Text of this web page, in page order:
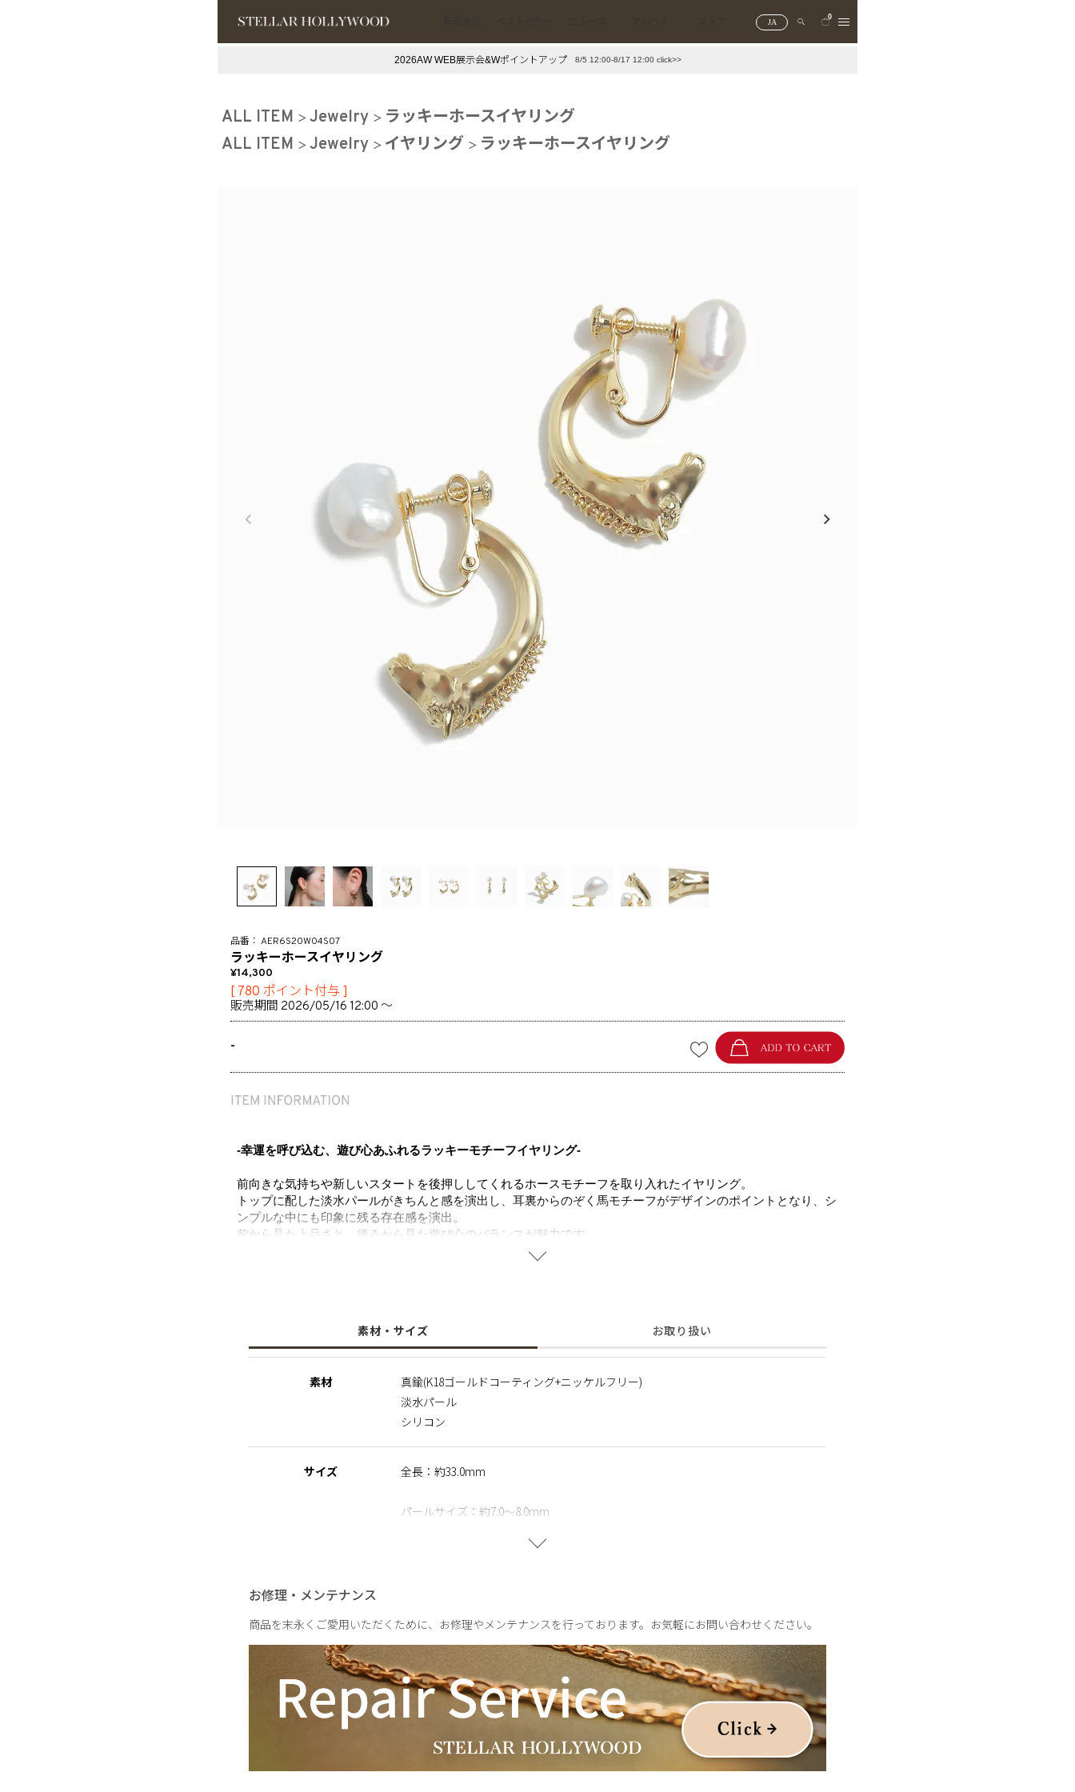
JA
0
#スタッフイチ押し（通勤パールアクセ） ＃写真映えアクセ
2026AW WEB展示会&Wポイントアップ 8/5 12:00-8/17 12:00 click>>
ALL ITEM Jewelry
ラッキーホースイヤリング
ALL ITEM
Jewelry イヤリング ラッキーホースイヤリング
AER6S20W04S07
ラッキーホースイヤリング
14,300
[ 780 ポイント付与 ]
販売期間 2026/05/16 12:00 〜
-
-幸運を呼び込む、遊び心あふれるラッキーモチーフイヤリング-
前向きな気持ちや新しいスタートを後押ししてくれるホースモチーフを取り入れたイヤリング。
トップに配した淡水パールがきちんと感を演出し、耳裏からのぞく馬モチーフがデザインのポイントとなり、シ
ンプルな中にも印象に残る存在感を演出。
前から見た上品さと、後ろから見た遊び心のバランスが魅力です。
※淡水パール
その為、全長のサイズも異なりますのでご了承の程お願いいたします。
二つとして同じものがない価値は、一つの魅力としてお楽しみいただけます。
※パールの形状、てり、えくぼ等による返品、交換はできませんので予めご了承ください。
金属製のアクセサリーに含まれるニッケルで引き起こるアレルギーを防ぐために、ニッケルをほぼ含まずに作ら
干支から着想を得たホースモチーフに、希望と前進のメッセージを込めて。存在感と豊かな表情で、スタイリン
グを格上げしてくれるビッグバロックパール。装いに新しい表情とときめきをもたらす、今の気分に寄り添うシ
リーズです。
素材・サイズ お取り扱い
素材
真鍮(K18ゴールドコーティング+ニッケルフリー)
淡水パール
シリコン
サイズ 全長：約33.0mm
パールサイズ：約7.0～8.0mm
お修理・メンテナンス
商品を末永くご愛用いただくために、お修理やメンテナンスを行っております。お気軽にお問い合わせください。